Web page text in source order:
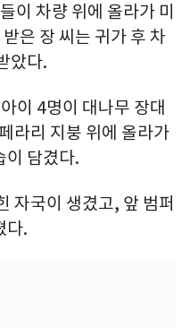
이 차량 위에 올라가 미
은 장 씨는 귀가 후 차
았다.
이 4명이 대나무 장대
라리 지붕 위에 올라가
이 담겼다.
자국이 생겼고, 앞 범퍼
다.